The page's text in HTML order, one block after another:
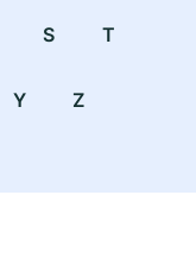
S T
Y Z